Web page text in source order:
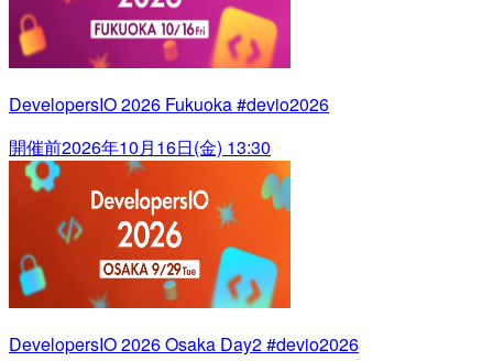
DevelopersIO 2026 Fukuoka #devio2026
開催前2026年10月16日(金) 13:30
DevelopersIO 2026 Osaka Day2 #devio2026